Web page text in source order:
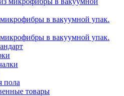
в вакуумной упак.
в вакуумной упак.
пола
товары